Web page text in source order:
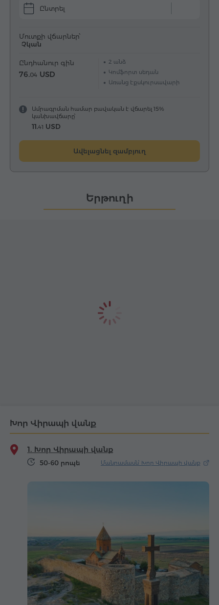
Ընտրել
Մուտքի վճարներ՝
Չկան
Ընդհանուր գին
76.04 USD
2 անձ
Կոմֆորտ սեդան
Առանց էքսկուրսավարի
Ամրագրման համար բավական է վճարել 15%
կանխավճարը՝
11.41 USD
Ավելացնել զամբյուղ
Երթուղի
Խոր Վիրապի վանք
1. Խոր Վիրապի վանք
50-60 րոպե Մանրամասն՝ Խոր Վիրապի վանք